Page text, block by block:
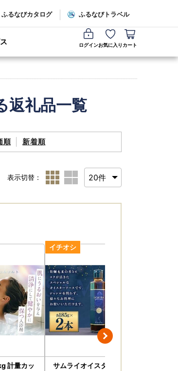
ふるなびカタログ ふるなびトラベル
ログインお気に入り カート
返礼品一覧
順 新着順
表示切替：
計量カッ
サムライオイスターソース 約1